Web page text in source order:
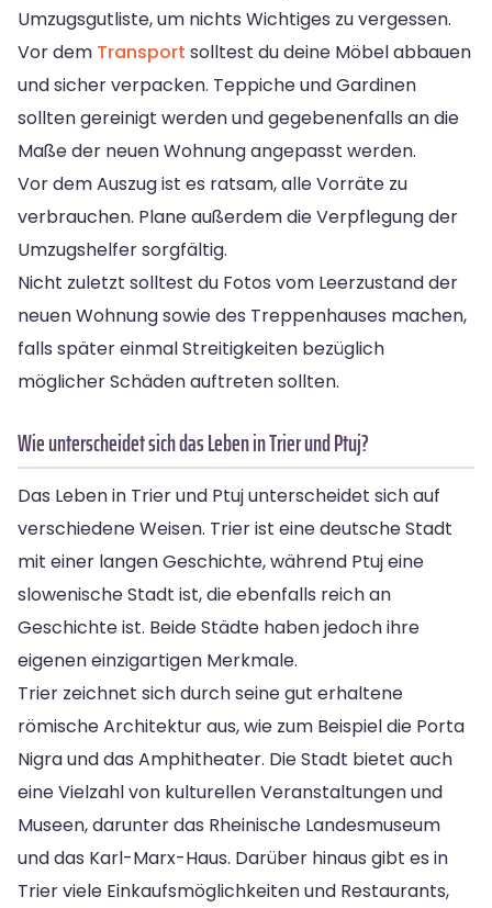
Umzugsgutliste, um nichts Wichtiges zu vergessen.
Vor dem Transport solltest du deine Möbel abbauen
und sicher verpacken. Teppiche und Gardinen
sollten gereinigt werden und gegebenenfalls an die
Maße der neuen Wohnung angepasst werden.
Vor dem Auszug ist es ratsam, alle Vorräte zu
verbrauchen. Plane außerdem die Verpflegung der
Umzugshelfer sorgfältig.
Nicht zuletzt solltest du Fotos vom Leerzustand der
neuen Wohnung sowie des Treppenhauses machen,
falls später einmal Streitigkeiten bezüglich
möglicher Schäden auftreten sollten.
Wie unterscheidet sich das Leben in Trier und Ptuj?
Das Leben in Trier und Ptuj unterscheidet sich auf
verschiedene Weisen. Trier ist eine deutsche Stadt
mit einer langen Geschichte, während Ptuj eine
slowenische Stadt ist, die ebenfalls reich an
Geschichte ist. Beide Städte haben jedoch ihre
eigenen einzigartigen Merkmale.
Trier zeichnet sich durch seine gut erhaltene
römische Architektur aus, wie zum Beispiel die Porta
Nigra und das Amphitheater. Die Stadt bietet auch
eine Vielzahl von kulturellen Veranstaltungen und
Museen, darunter das Rheinische Landesmuseum
und das Karl-Marx-Haus. Darüber hinaus gibt es in
Trier viele Einkaufsmöglichkeiten und Restaurants,